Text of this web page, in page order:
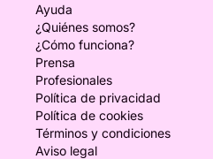
Ayuda
¿Quiénes somos?
¿Cómo funciona?
Prensa
Profesionales
Política de privacidad
Política de cookies
Términos y condiciones
Aviso legal